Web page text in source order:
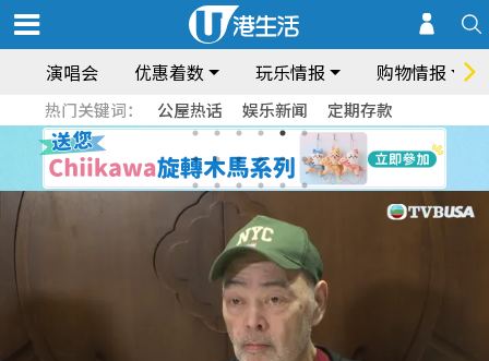
演唱会 优惠着数 玩乐情报 购物情报
热门关键词： 公屋热话 娱乐新闻 定期存款